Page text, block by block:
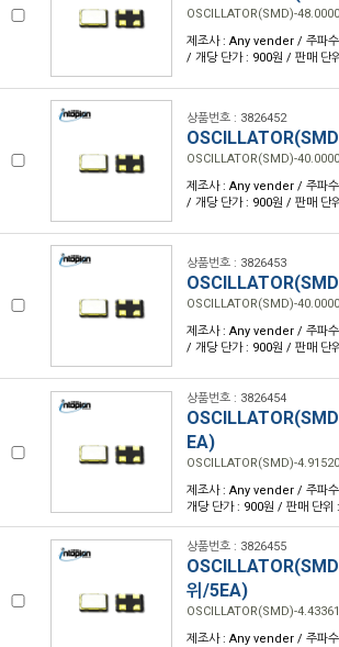
OSCILLATOR(SMD)-
제조사 : Any vender / 주파
/ 개당 단가 : 900원 / 판매 단
상품번호 : 3826452
OSCILLATOR(SMD)-
제조사 : Any vender / 주파
/ 개당 단가 : 900원 / 판매 단
상품번호 : 3826453
OSCILLATOR(SMD)-
제조사 : Any vender / 주파
/ 개당 단가 : 900원 / 판매 단
상품번호 : 3826454
EA)
OSCILLATOR(SMD)-
제조사 : Any vender / 주파
개당 단가 : 900원 / 판매 단위
상품번호 : 3826455
위/5EA)
OSCILLATOR(SMD)-
제조사 : Any vender / 주파